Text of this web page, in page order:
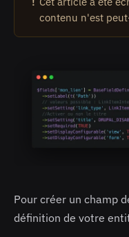
contenu n'est
Pour créer un champ
définition de votre